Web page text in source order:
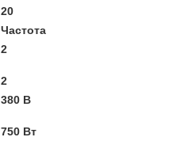
20
Частота
2
2
380 В
750 Вт